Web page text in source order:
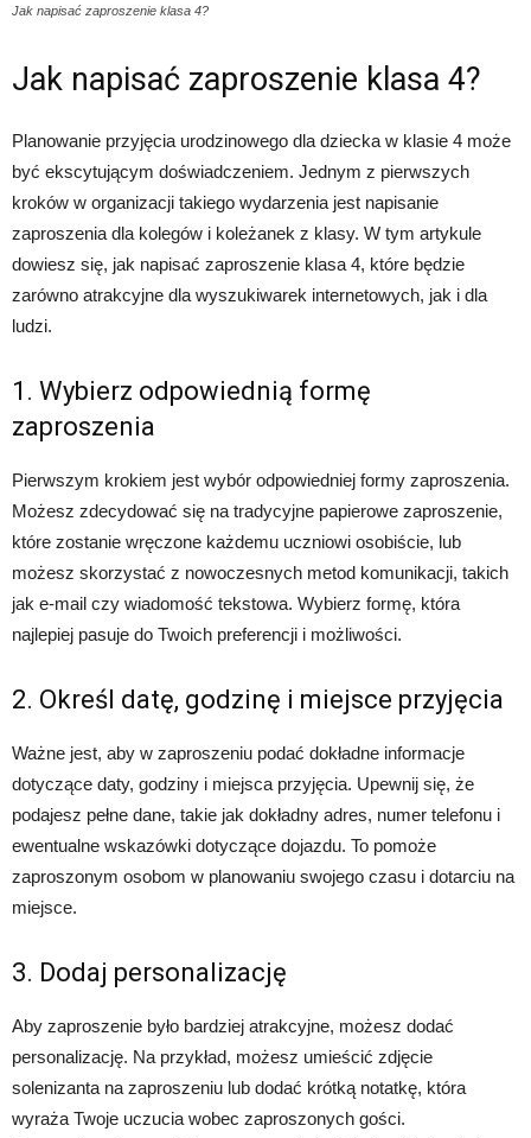
Jak napisać zaproszenie klasa 4?
Jak napisać zaproszenie klasa 4?
Planowanie przyjęcia urodzinowego dla dziecka w klasie 4 może
być ekscytującym doświadczeniem. Jednym z pierwszych
kroków w organizacji takiego wydarzenia jest napisanie
zaproszenia dla kolegów i koleżanek z klasy. W tym artykule
dowiesz się, jak napisać zaproszenie klasa 4, które będzie
zarówno atrakcyjne dla wyszukiwarek internetowych, jak i dla
ludzi.
1. Wybierz odpowiednią formę
zaproszenia
Pierwszym krokiem jest wybór odpowiedniej formy zaproszenia.
Możesz zdecydować się na tradycyjne papierowe zaproszenie,
które zostanie wręczone każdemu uczniowi osobiście, lub
możesz skorzystać z nowoczesnych metod komunikacji, takich
jak e-mail czy wiadomość tekstowa. Wybierz formę, która
najlepiej pasuje do Twoich preferencji i możliwości.
2. Określ datę, godzinę i miejsce przyjęcia
Ważne jest, aby w zaproszeniu podać dokładne informacje
dotyczące daty, godziny i miejsca przyjęcia. Upewnij się, że
podajesz pełne dane, takie jak dokładny adres, numer telefonu i
ewentualne wskazówki dotyczące dojazdu. To pomoże
zaproszonym osobom w planowaniu swojego czasu i dotarciu na
miejsce.
3. Dodaj personalizację
Aby zaproszenie było bardziej atrakcyjne, możesz dodać
personalizację. Na przykład, możesz umieścić zdjęcie
solenizanta na zaproszeniu lub dodać krótką notatkę, która
wyraża Twoje uczucia wobec zaproszonych gości.